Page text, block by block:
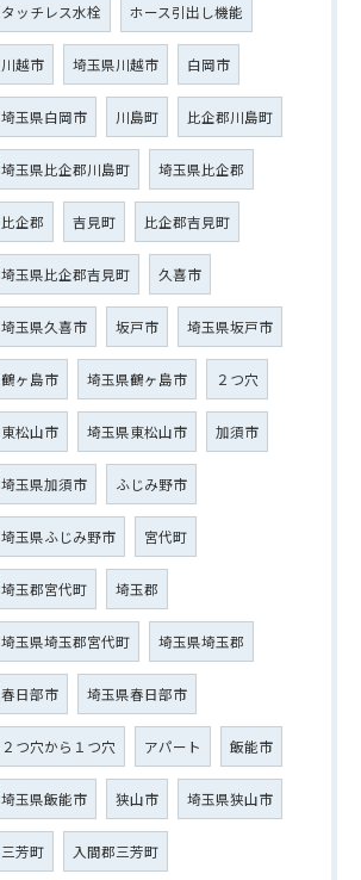
タッチレス水栓 ホース引出し機能
川越市 埼玉県川越市 白岡市
埼玉県白岡市 川島町 比企郡川島町
埼玉県比企郡川島町 埼玉県比企郡
比企郡 吉見町 比企郡吉見町
埼玉県比企郡吉見町 久喜市
埼玉県久喜市 坂戸市 埼玉県坂戸市
鶴ヶ島市 埼玉県鶴ヶ島市 ２つ穴
東松山市 埼玉県東松山市 加須市
埼玉県加須市 ふじみ野市
埼玉県ふじみ野市 宮代町
埼玉郡宮代町 埼玉郡
埼玉県埼玉郡宮代町 埼玉県埼玉郡
春日部市 埼玉県春日部市
２つ穴から１つ穴 アパート 飯能市
埼玉県飯能市 狭山市 埼玉県狭山市
三芳町 入間郡三芳町